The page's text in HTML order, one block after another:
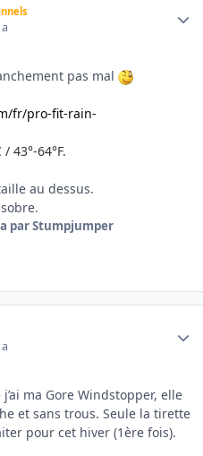
pas mal
fr/pro-fit-rain-
43°-64°F.
au dessus.
par Stumpjumper
ma Gore Windstopper, elle
et sans trous. Seule la tirette
pour cet hiver (1ère fois).